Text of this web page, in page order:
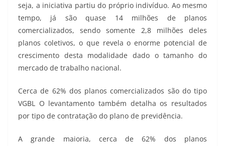
seja, a iniciativa partiu do próprio indivíduo. Ao mesmo
tempo, já são quase 14 milhões de planos
comercializados, sendo somente 2,8 milhões deles
planos coletivos, o que revela o enorme potencial de
crescimento desta modalidade dado o tamanho do
mercado de trabalho nacional.
Cerca de 62% dos planos comercializados são do tipo
VGBL O levantamento também detalha os resultados
por tipo de contratação do plano de previdência.
A grande maioria, cerca de 62% dos planos